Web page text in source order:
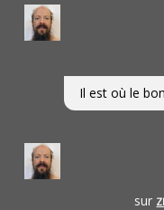
Il est où le
sur